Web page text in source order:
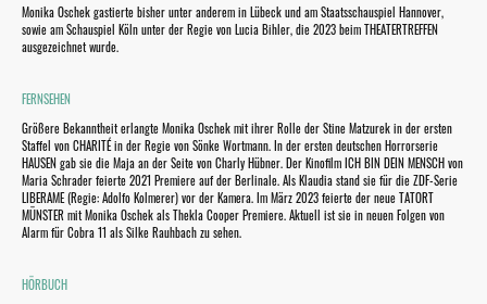
Monika Oschek gastierte bisher unter anderem in Lübeck und am Staatsschauspiel Hannover,
sowie am Schauspiel Köln unter der Regie von Lucia Bihler, die 2023 beim THEATERTREFFEN
ausgezeichnet wurde.
FERNSEHEN
Größere Bekanntheit erlangte Monika Oschek mit ihrer Rolle der Stine Matzurek in der ersten
Staffel von CHARITÉ in der Regie von Sönke Wortmann. In der ersten deutschen Horrorserie
HAUSEN gab sie die Maja an der Seite von Charly Hübner. Der Kinofilm ICH BIN DEIN MENSCH von
Maria Schrader feierte 2021 Premiere auf der Berlinale. Als Klaudia stand sie für die ZDF-Serie
LIBERAME (Regie: Adolfo Kolmerer) vor der Kamera. Im März 2023 feierte der neue TATORT
MÜNSTER mit Monika Oschek als Thekla Cooper Premiere. Aktuell ist sie in neuen Folgen von
Alarm für Cobra 11 als Silke Rauhbach zu sehen.
HÖRBUCH